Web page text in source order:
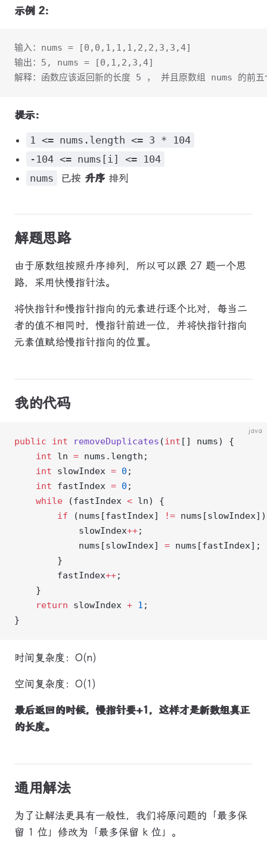
示例 2：
输入：nums = [0,0,1,1,1,2,2,3,3,4]
输出：5, nums = [0,1,2,3,4]
解释：函数应该返回新的长度 5 ， 并且原数组 nums 的
提示：
1 <= nums.length <= 3 * 104
-104 <= nums[i] <= 104
nums
已按 升序 排列
解题思路
由于原数组按照升序排列，所以可以跟 27 题一个思
路，采用快慢指针法。
将快指针和慢指针指向的元素进行逐个比对，每当二
者的值不相同时，慢指针前进一位，并将快指针指向
元素值赋给慢指针指向的位置。
我的代码
java
public int removeDuplicates (int [] nums) {
    int
ln = nums.length;
    int
slowIndex = 0 ;
    int
fastIndex = 0 ;
    while
(fastIndex < ln) {
        if
(nums[fastIndex] !=
            slowIndex
++;
            nums[slowIndex]
= nums[fastIndex];
        }
        fastIndex
++;
    }
    return
slowIndex + 1 ;
}
时间复杂度：O(n)
空间复杂度：O(1)
最后返回的时候，慢指针要+1，这样才是新数组真正
的长度。
通用解法
为了让解法更具有一般性，我们将原问题的「最多保
留 1 位」修改为「最多保留 k 位」。